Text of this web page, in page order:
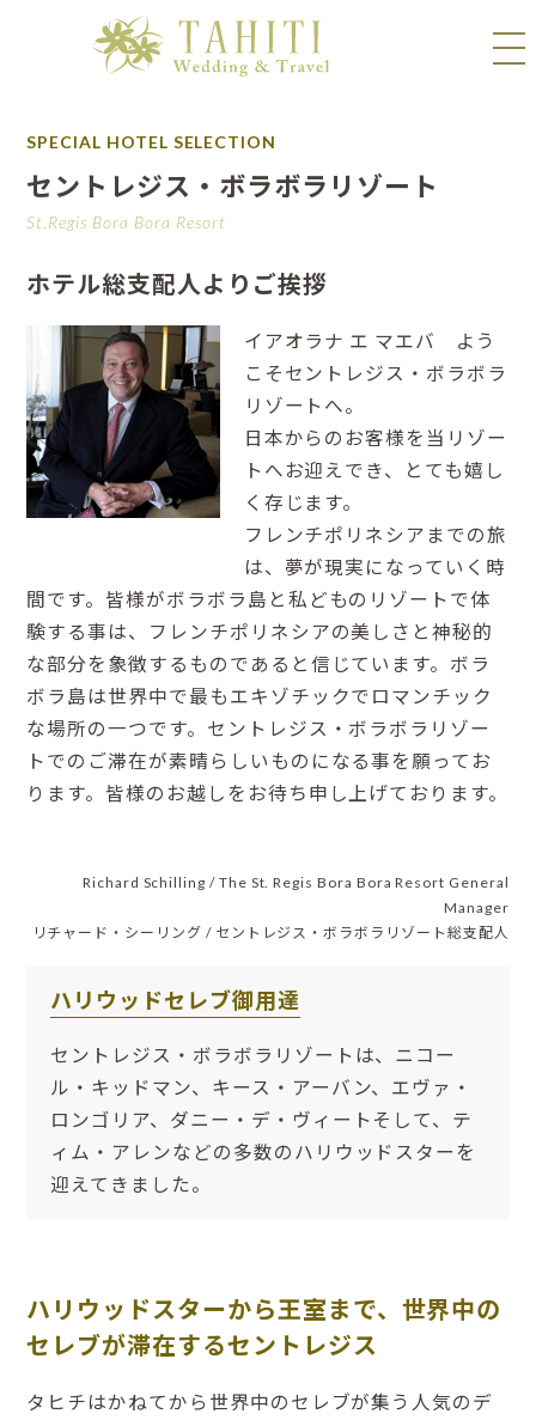
SPECIAL HOTEL SELECTION
セントレジス・ボラボラリゾート
St.Regis Bora Bora Resort
ホテル総支配人よりご挨拶
イアオラナ エ マエバ よう
こそセントレジス・ボラボラ
リゾートへ。
日本からのお客様を当リゾー
トへお迎えでき、とても嬉し
く存じます。
フレンチポリネシアまでの旅
は、夢が現実になっていく時
間です。皆様がボラボラ島と私どものリゾートで体
験する事は、フレンチポリネシアの美しさと神秘的
な部分を象徴するものであると信じています。ボラ
ボラ島は世界中で最もエキゾチックでロマンチック
な場所の一つです。セントレジス・ボラボラリゾー
トでのご滞在が素晴らしいものになる事を願ってお
ります。皆様のお越しをお待ち申し上げております。
Richard Schilling / The St. Regis Bora Bora Resort General
Manager
リチャード・シーリング / セントレジス・ボラボラリゾート総支配人
ハリウッドセレブ御用達
セントレジス・ボラボラリゾートは、ニコー
ル・キッドマン、キース・アーバン、エヴァ・
ロンゴリア、ダニー・デ・ヴィートそして、テ
ィム・アレンなどの多数のハリウッドスターを
迎えてきました。
ハリウッドスターから王室まで、世界中の
セレブが滞在するセントレジス
タヒチはかねてから世界中のセレブが集う人気のデ